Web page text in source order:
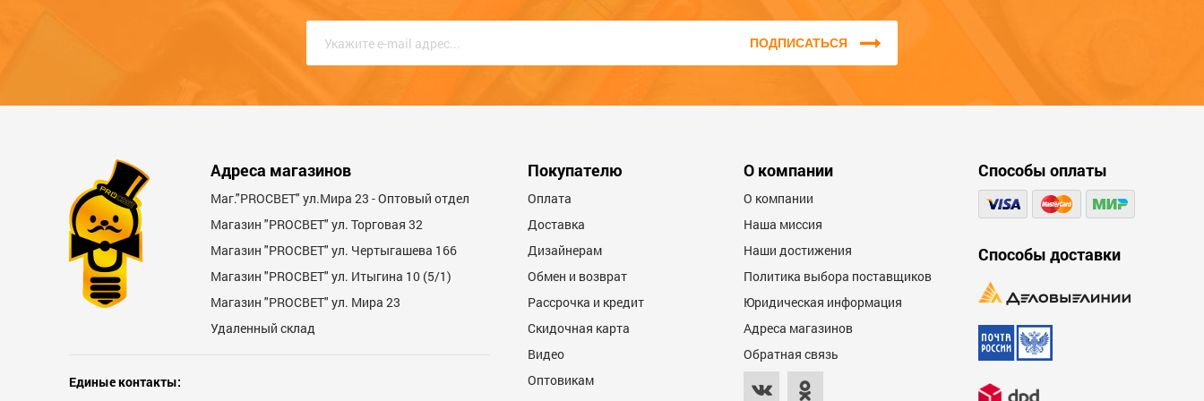
Недостатки 600
характеристикам.
Мы не публикуем отзывы, которые
написаны большими буквами или
оскорбления.
ПОДПИСАТЬСЯ
Адреса магазинов
Маг."PROСВЕТ" ул.Мира 23 - Оптовый отдел
Магазин "PROСВЕТ" ул. Торговая 32
Магазин "PROCBET" ул. Чертыгашева 166
Магазин "PROCBET" ул. Итыгина 10 (5/1)
Магазин "PROСВЕТ" ул. Мира 23
Удаленный склад
Единые контакты:
Покупателю
Оплата
Доставка
Дизайнерам
Обмен и возврат
Рассрочка и кредит
Скидочная карта
Видео
Оптовикам
О компании
О компании
Наша миссия
Наши достижения
Политика выбора поставщиков
Юридическая информация
Адреса магазинов
Обратная связь
Способы оплаты
Способы доставки